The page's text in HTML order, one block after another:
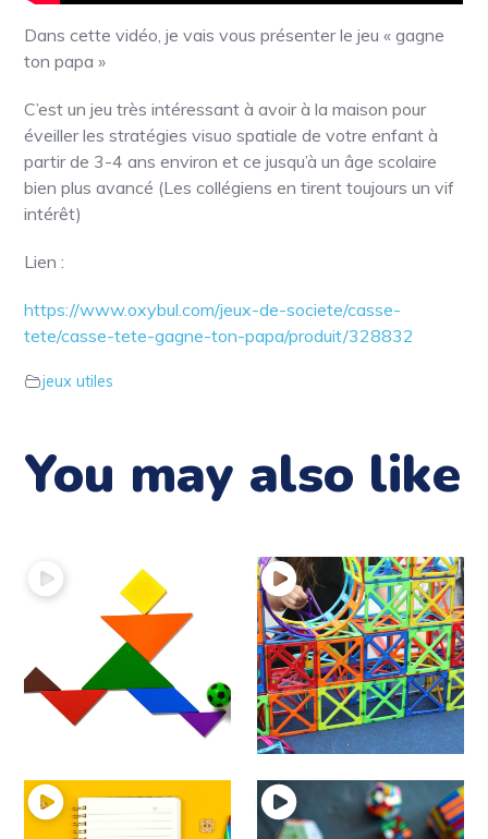
Dans cette vidéo, je vais vous présenter le jeu « gagne
ton papa »
C’est un jeu très intéressant à avoir à la maison pour
éveiller les stratégies visuo spatiale de votre enfant à
partir de 3-4 ans environ et ce jusqu’à un âge scolaire
bien plus avancé (Les collégiens en tirent toujours un vif
intérêt)
Lien :
https://www.oxybul.com/jeux-de-societe/casse-
tete/casse-tete-gagne-ton-papa/produit/328832
jeux utiles
You may also like
11 – Le jeu du
Tangram
10 – Le jeu Playstix à
la maison
jeux utiles